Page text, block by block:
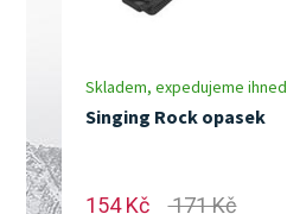
Skladem, expedujeme ihned
Singing Rock opasek
154 Kč 171 Kč